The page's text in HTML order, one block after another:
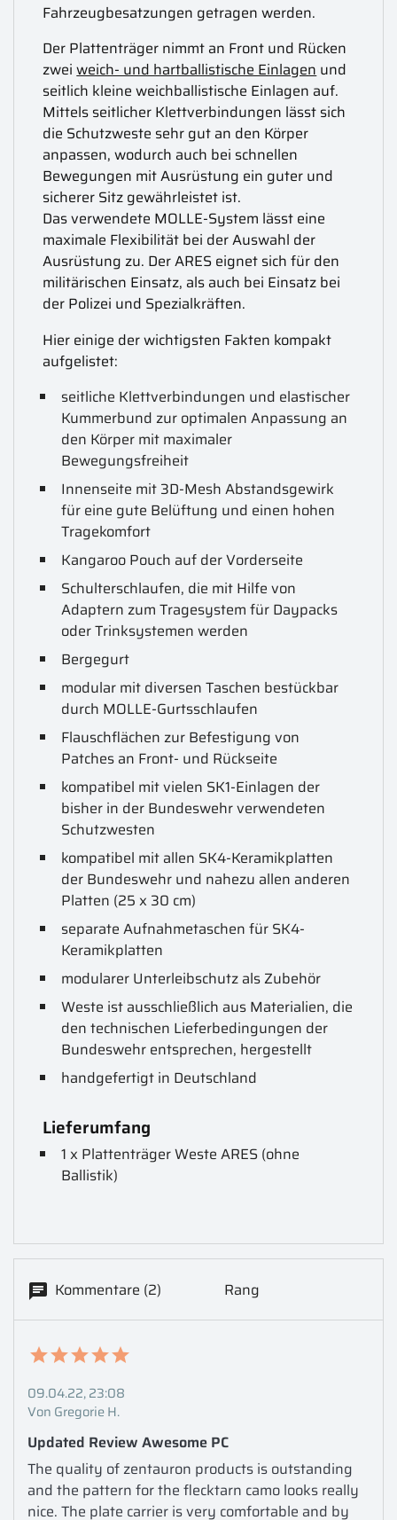
Fahrzeugbesatzungen getragen werden.
Der Plattenträger nimmt an Front und Rücken
zweiweich- und hartballistische Einlagenund
seitlich kleine weichballistische Einlagen auf.
Mittels seitlicher Klettverbindungen lässt sich
die Schutzweste sehr gut an den Körper
anpassen, wodurch auch bei schnellen
Bewegungen mit Ausrüstung ein guter und
sicherer Sitz gewährleistet ist.
Das verwendete MOLLE-System lässt eine
maximale Flexibilität bei der Auswahl der
Ausrüstung zu. Der ARES eignet sich für den
militärischen Einsatz, als auch bei Einsatz bei
der Polizei und Spezialkräften.
Hier einige der wichtigsten Fakten kompakt
aufgelistet:
seitliche Klettverbindungen und elastischer
Kummerbund zur optimalen Anpassung an
den Körper mit maximaler
Bewegungsfreiheit
Innenseite mit 3D-Mesh Abstandsgewirk
für eine gute Belüftung und einen hohen
Tragekomfort
Kangaroo Pouch auf der Vorderseite
Schulterschlaufen, die mit Hilfe von
Adaptern zum Tragesystem für Daypacks
oder Trinksystemen werden
Bergegurt
modular mit diversen Taschen bestückbar
durch MOLLE-Gurtsschlaufen
Flauschflächen zur Befestigung von
Patches an Front- und Rückseite
kompatibel mit vielen SK1-Einlagen der
bisher in der Bundeswehr verwendeten
Schutzwesten
kompatibel mit allen SK4-Keramikplatten
der Bundeswehr und nahezu allen anderen
Platten (25 x 30 cm)
separate Aufnahmetaschen für SK4-
Keramikplatten
modularer Unterleibschutz als Zubehör
Weste ist ausschließlich aus Materialien, die
den technischen Lieferbedingungen der
Bundeswehr entsprechen, hergestellt
handgefertigt in Deutschland
Lieferumfang
1 x Plattenträger Weste ARES (ohne
Ballistik)
Kommentare (2) Rang
09.04.22, 23:08
Von Gregorie H.
Updated Review Awesome PC
The quality of zentauron products is outstanding
and the pattern for the flecktarn camo looks really
nice. The plate carrier is very comfortable and by